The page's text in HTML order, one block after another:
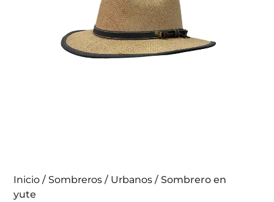
Inicio / Sombreros / Urbanos / Sombrero en
yute